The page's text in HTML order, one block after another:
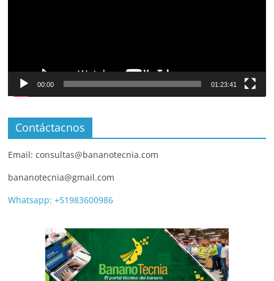
00:00 01:23:41
Contáctacnos
Email: consultas@bananotecnia.com
bananotecnia@gmail.com
Whatsapp: +51983600986